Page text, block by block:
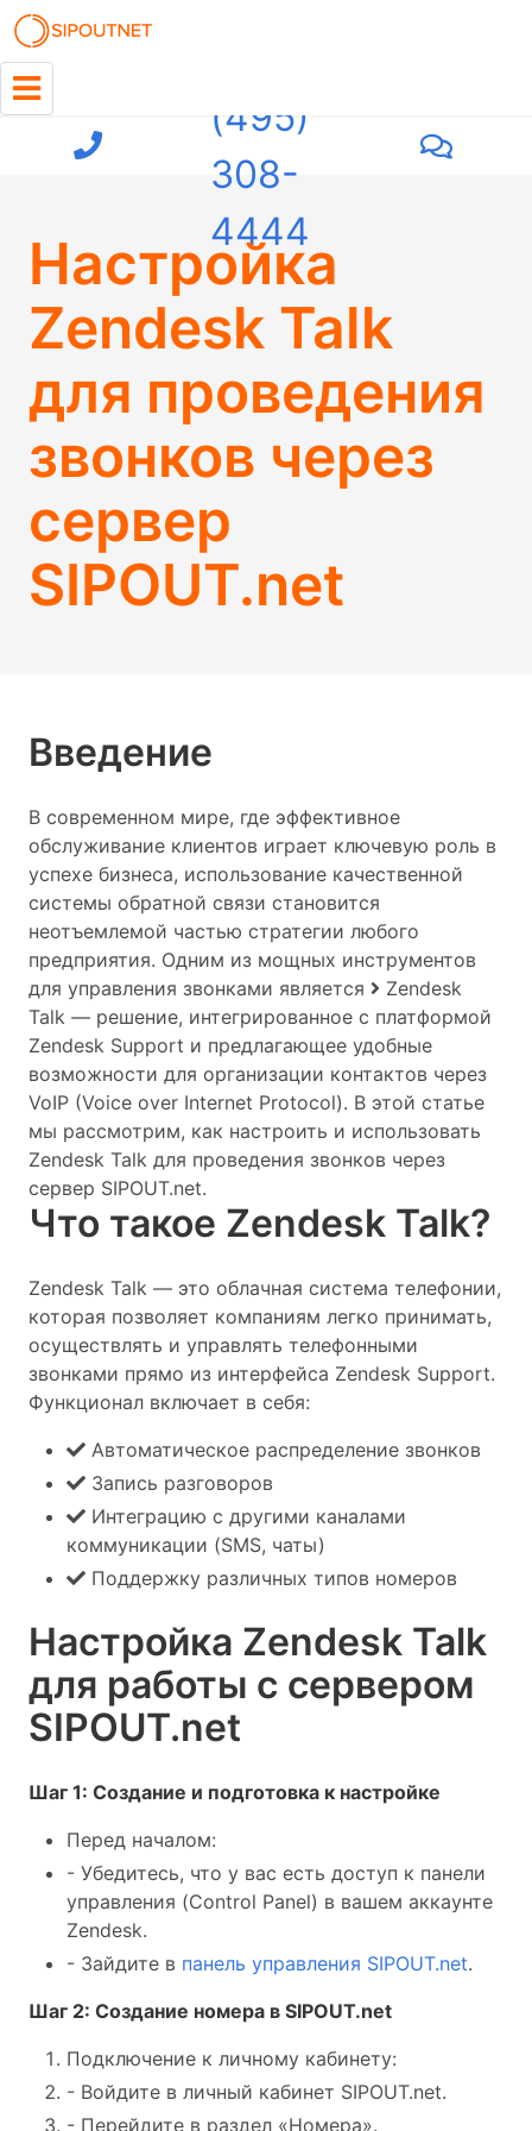
(495)
308-
4444
Настройка
Zendesk Talk
для проведения
звонков через
сервер
SIPOUT.net
Введение
В современном мире, где эффективное
обслуживание клиентов играет ключевую роль в
успехе бизнеса, использование качественной
системы обратной связи становится
неотъемлемой частью стратегии любого
предприятия. Одним из мощных инструментов
для управления звонками является
Zendesk
Talk — решение, интегрированное с платформой
Zendesk Support и предлагающее удобные
возможности для организации контактов через
VoIP (Voice over Internet Protocol). В этой статье
мы рассмотрим, как настроить и использовать
Zendesk Talk для проведения звонков через
сервер SIPOUT.net.
Что такое Zendesk Talk?
Zendesk Talk — это облачная система телефонии,
которая позволяет компаниям легко принимать,
осуществлять и управлять телефонными
звонками прямо из интерфейса Zendesk Support.
Функционал включает в себя:
Автоматическое распределение звонков
Запись разговоров
Интеграцию с другими каналами
коммуникации (SMS, чаты)
Поддержку различных типов номеров
Настройка Zendesk Talk
для работы с сервером
SIPOUT.net
Шаг 1: Создание и подготовка к настройке
Перед началом:
- Убедитесь, что у вас есть доступ к панели
управления (Control Panel) в вашем аккаунте
Zendesk.
- Зайдите в панель управления SIPOUT.net.
Шаг 2: Создание номера в SIPOUT.net
Подключение к личному кабинету:
- Войдите в личный кабинет SIPOUT.net.
- Перейдите в раздел «Номера».